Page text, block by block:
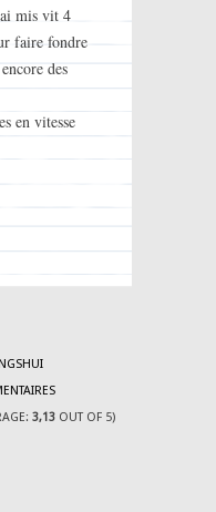
mis vit 4
faire fondre
des
en vitesse
3,13OUT OF 5)